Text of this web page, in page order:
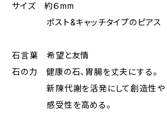
サイズ 約６mm
ポスト&キャッチタイプのピアス
石言葉 希望と友情
石の力 健康の石、胃腸を丈夫にする。
新陳代謝を活発にして創造性や
感受性を高める。